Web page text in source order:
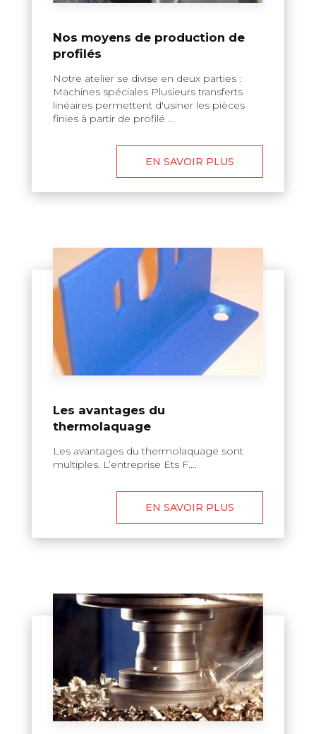
Nos moyens de production de
profilés
Notre atelier se divise en deux parties :
Machines spéciales Plusieurs transferts
linéaires permettent d'usiner les pièces
finies à partir de profilé ...
EN SAVOIR PLUS
Les avantages du
thermolaquage
Les avantages du thermolaquage sont
multiples. L’entreprise Ets F....
EN SAVOIR PLUS